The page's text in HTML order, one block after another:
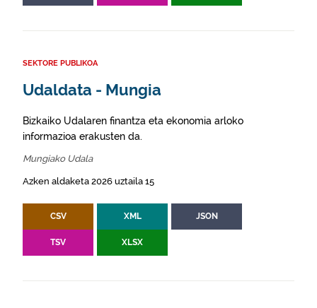
SEKTORE PUBLIKOA
Udaldata - Mungia
Bizkaiko Udalaren finantza eta ekonomia arloko
informazioa erakusten da.
Mungiako Udala
Azken aldaketa 2026 uztaila 15
CSV XML JSON
TSV XLSX